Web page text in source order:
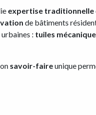
expertise traditionnelle
de bâtiments
: tuiles
savoir-faireunique